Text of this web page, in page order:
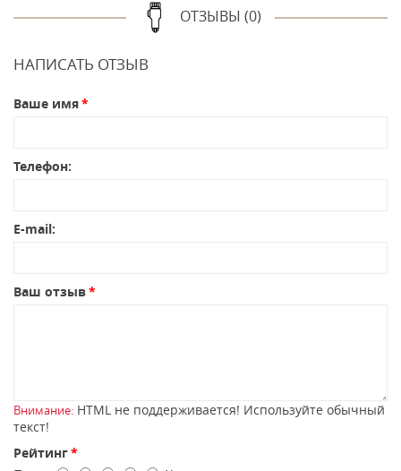
ОТЗЫВЫ (0)
НАПИСАТЬ ОТЗЫВ
Ваше имя
Телефон:
E-mail:
Ваш отзыв
Внимание: HTML не поддерживается! Используйте обычный
текст!
Рейтинг